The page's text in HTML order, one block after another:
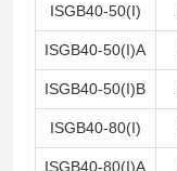
ISGB40-50(I)
ISGB40-50(I)A
ISGB40-50(I)B
ISGB40-80(I)
ISGB40-80(I)A